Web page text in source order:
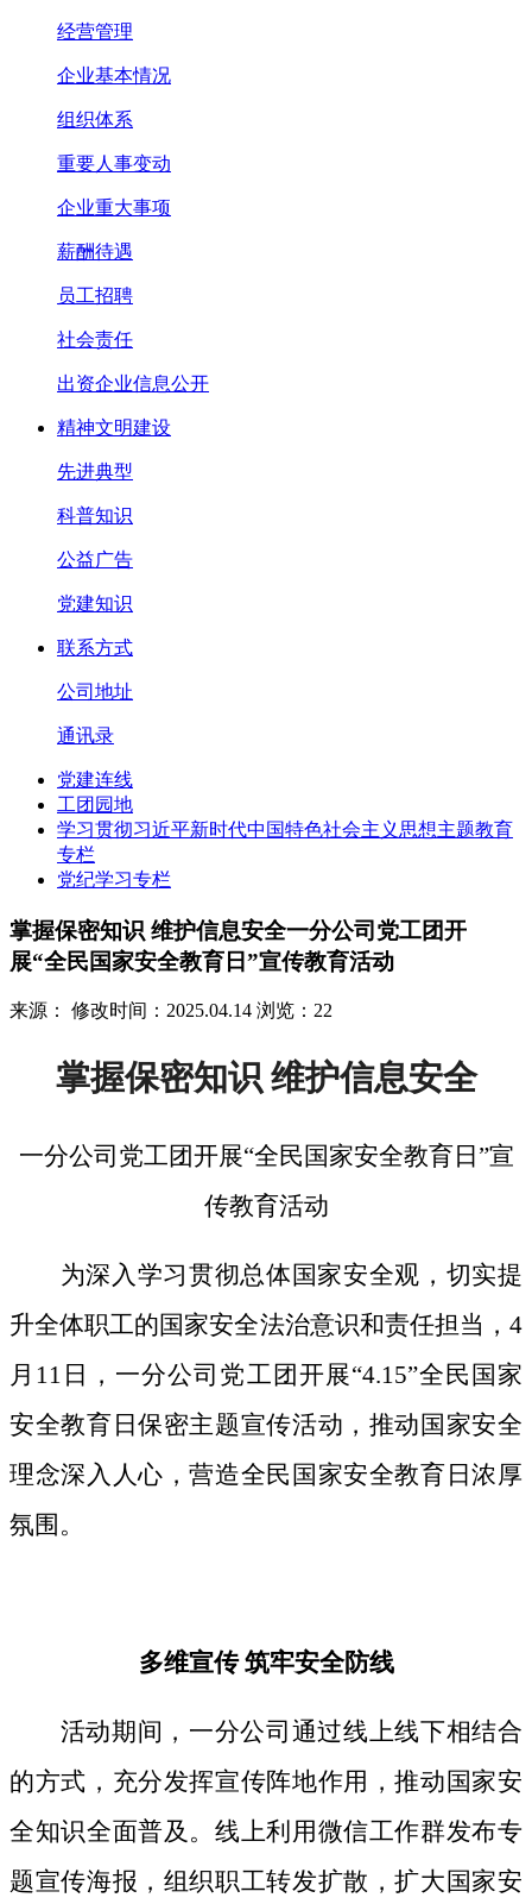
经营管理
企业基本情况
组织体系
重要人事变动
企业重大事项
薪酬待遇
员工招聘
社会责任
出资企业信息公开
精神文明建设
先进典型
科普知识
公益广告
党建知识
联系方式
公司地址
通讯录
党建连线
工团园地
学习贯彻习近平新时代中国特色社会主义思想主题教育
专栏
党纪学习专栏
掌握保密知识 维护信息安全一分公司党工团开
展“全民国家安全教育日”宣传教育活动
来源： 修改时间：2025.04.14 浏览：22
掌握保密知识 维护信息安全
一分公司党工团开展“全民国家安全教育日”宣
传教育活动
为深入学习贯彻总体国家安全观，切实提
升全体职工的国家安全法治意识和责任担当， 4
月11日，一分公司党工团开展“4.15”全民国家
安全教育日保密主题宣传活动，推动国家安全
理念深入人心，营造全民国家安全教育日浓厚
氛围。
多维宣传筑牢安全防线
活动期间， 一分公司通过线上线下相结合
的方式， 充分发挥宣传阵地作用，推动国家安
全知识全面普及。线上利用微信工作群发布专
题宣传海报，组织职工转发扩散，扩大国家安